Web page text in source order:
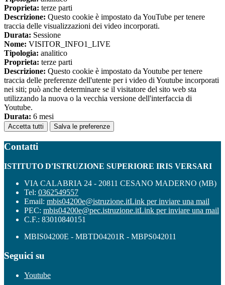
Proprieta: terze parti
Descrizione: Questo cookie è impostato da YouTube per tenere
traccia delle visualizzazioni dei video incorporati.
Durata: Sessione
Nome: VISITOR_INFO1_LIVE
Tipologia: analitico
Proprieta: terze parti
Descrizione: Questo cookie è impostato da Youtube per tenere
traccia delle preferenze dell'utente per i video di Youtube incorporati
nei siti; può anche determinare se il visitatore del sito web sta
utilizzando la nuova o la vecchia versione dell'interfaccia di
Youtube.
Durata: 6 mesi
Accetta tutti Salva le preferenze
Contatti
ISTITUTO D'ISTRUZIONE SUPERIORE IRIS VERSARI
VIA CALABRIA 24 - 20811 CESANO MADERNO (MB)
Tel: 0362549557
Email: mbis04200e@istruzione.itLink per inviare una mail
PEC: mbis04200e@pec.istruzione.itLink per inviare una mail
C.F.: 83010840151
MBIS04200E - MBTD04201R - MBPS042011
Seguici su
Youtube